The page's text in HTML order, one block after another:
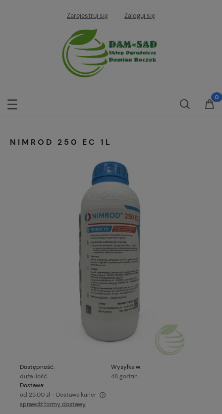
Zarejestruj się Zaloguj się
NIMROD 250 EC 1L
Dostępność:
duża ilość
Wysyłka w:
48 godzin
Dostawa:
od 25,00 zł - Dostawa kurier
Cena nie zawiera ewentualnych kosztów płatności
sprawdź formy dostawy